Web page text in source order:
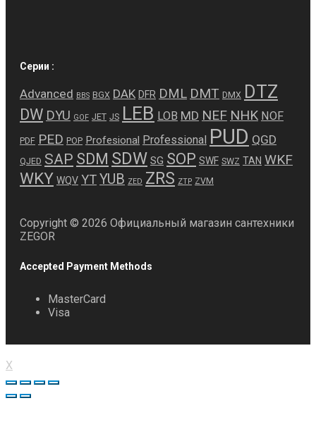
Серии :
Advanced BBS BGX DAK DFR DML DMT DMX DTZ
DW DYU GOF JET JS LEB LOB MD NEF NHK NOF
PDF PED POP Profesional Professional PUD QGD
QJED SAP SDM SDW SG SOP SWF SWZ TAN WKF
WKY WQV YTYUB ZED ZRS ZTP ZVM
Copyright © 2026 Официальный магазин сантехники
ZEGOR
Accepted Payment Methods
MasterCard
Visa
X